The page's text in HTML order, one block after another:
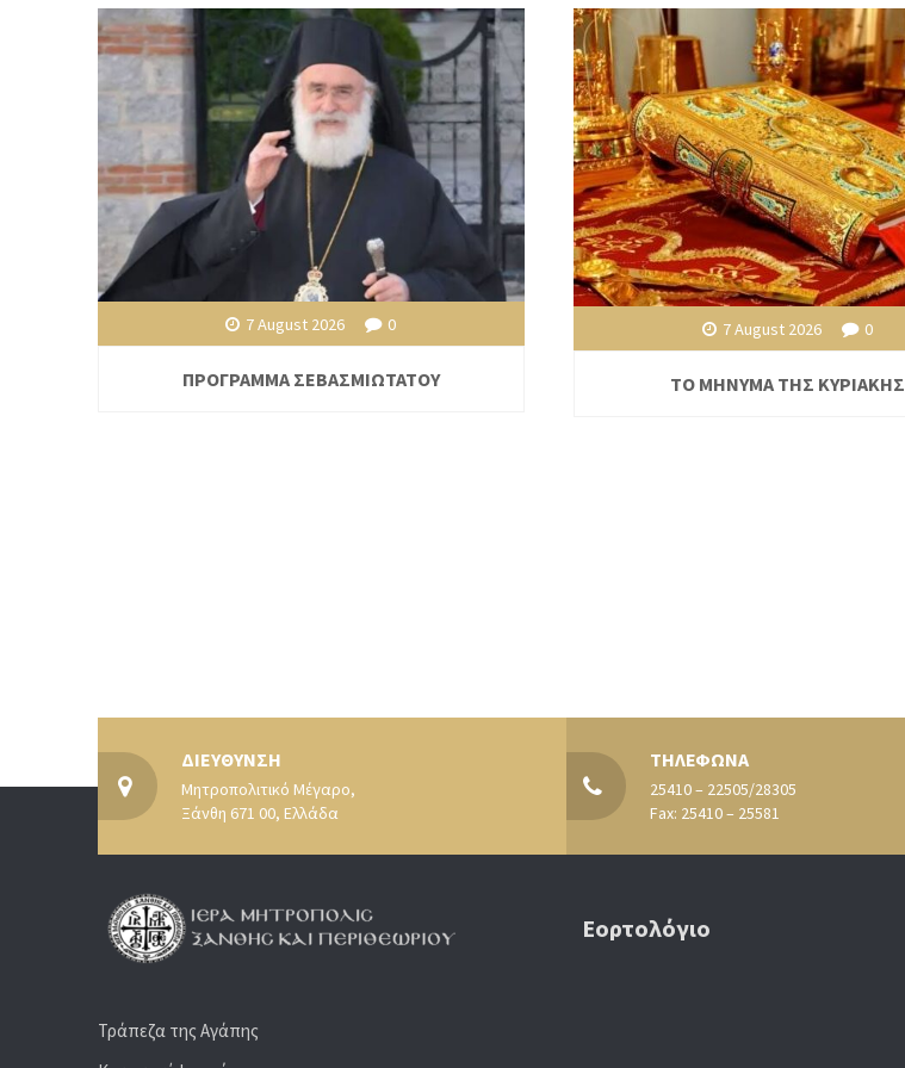
7 August 2026 0
ΠΡΟΓΡΑΜΜΑ ΣΕΒΑΣΜΙΩΤΑΤΟΥ
7 August 2026 0
ΤΟ ΜΗΝΥΜΑ ΤΗΣ ΚΥΡΙΑΚΗΣ
ΔΙΕΥΘΥΝΣΗ
Μητροπολιτικό Μέγαρο,
Ξάνθη 671 00, Ελλάδα
ΤΗΛΕΦΩΝΑ
25410 – 22505/28305
Fax: 25410 – 25581
Τράπεζα της Αγάπης
Εορτολόγιο